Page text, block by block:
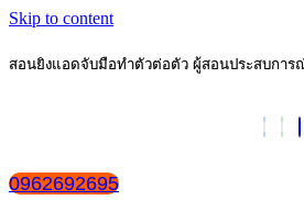
Skip to content
สอนยิงแอดจับมือทำตัวต่อตัว ผู้สอนประสบการ
0962692695